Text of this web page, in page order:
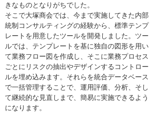
きなものとなりがちでした。
そこで大塚商会では、今まで実施してきた内部
統制コンサルティングの経験から、標準テンプ
レートを用意したツールを開発しました。ツー
ルでは、テンプレートを基に独自の図形を用い
て業務フロー図を作成し、そこに業務プロセス
ごとにリスクの抽出やデザインするコントロー
ルを埋め込みます。それらを統合データベース
で一括管理することで、運用評価、分析、そし
て継続的な見直しまで、簡易に実施できるよう
になります。